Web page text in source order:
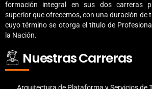
formación integral en sus dos carreras
superior que ofrecemos, con una duración de
cuyo término se otorga el título de
la Nación.
Nuestras Carreras